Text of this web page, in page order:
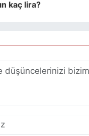
kaç lira?